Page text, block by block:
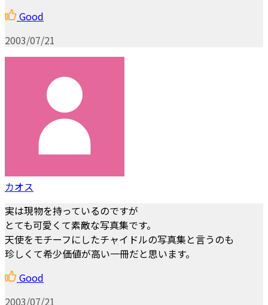
Good
2003/07/21
カオス
実は現物を持っているのですが
とても可愛くて素敵な写真集です。
天使をモチーフにしたチャイドルの写真集と言うのも
珍しくて希少価値が高い一冊だと思います。
Good
2003/07/21